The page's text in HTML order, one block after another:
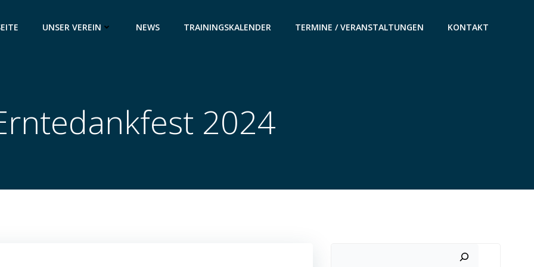
UNSER VEREIN NEWS TRAININGSKALENDER TERMINE / VERANSTALTUNGEN KONTAKT
2024